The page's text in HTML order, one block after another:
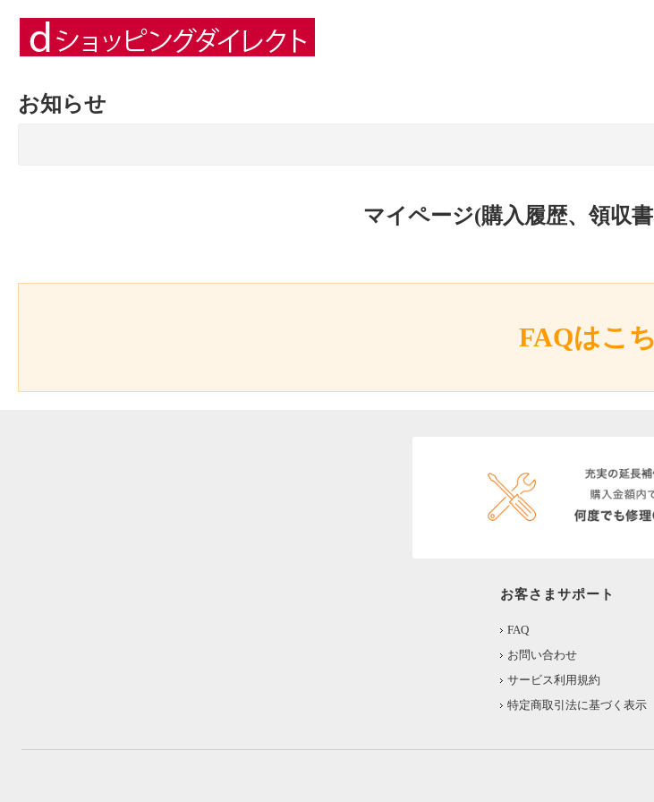
お知らせ
マイページ(購入履歴、領収
FAQはこ
お客さまサポート
FAQ
お問い合わせ
サービス利用規約
特定商取引法に基づく表示